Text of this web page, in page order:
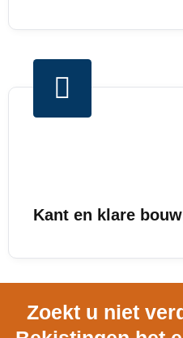
Kant en klare
Zoekt u niet